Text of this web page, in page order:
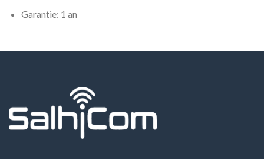
Garantie: 1 an